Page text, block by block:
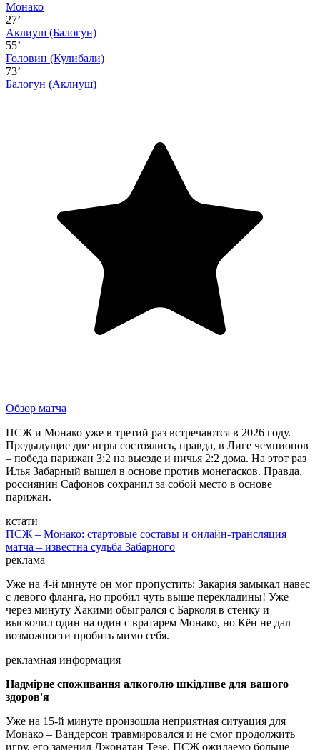
Монако
27’
Аклиуш (Балогун)
55’
Головин (Кулибали)
73’
Балогун (Аклиуш)
Обзор матча
ПСЖ и Монако уже в третий раз встречаются в 2026 году.
Предыдущие две игры состоялись, правда, в Лиге чемпионов
– победа парижан 3:2 на выезде и ничья 2:2 дома. На этот раз
Илья Забарный вышел в основе против монегасков. Правда,
россиянин Сафонов сохранил за собой место в основе
парижан.
кстати
ПСЖ – Монако: стартовые составы и онлайн-трансляция
матча – известна судьба Забарного
реклама
Уже на 4-й минуте он мог пропустить: Закария замыкал навес
с левого фланга, но пробил чуть выше перекладины! Уже
через минуту Хакими обыгрался с Барколя в стенку и
выскочил один на один с вратарем Монако, но Кён не дал
возможности пробить мимо себя.
рекламная информация
Надмірне споживання алкоголю шкідливе для вашого
здоров'я
Уже на 15-й минуте произошла неприятная ситуация для
Монако – Вандерсон травмировался и не смог продолжить
игру, его заменил Джонатан Тезе. ПСЖ ожидаемо больше